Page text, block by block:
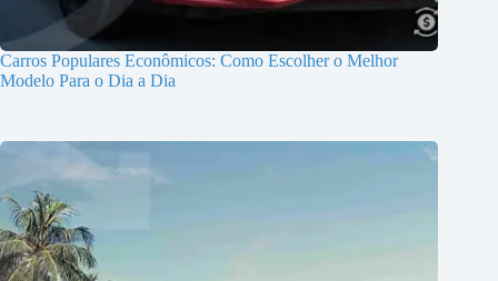
Carros Populares Econômicos: Como Escolher o Melhor
Modelo Para o Dia a Dia